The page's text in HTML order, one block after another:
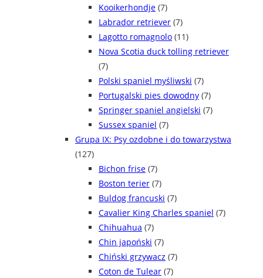
Kooikerhondje (7)
Labrador retriever (7)
Lagotto romagnolo (11)
Nova Scotia duck tolling retriever
(7)
Polski spaniel myśliwski (7)
Portugalski pies dowodny (7)
Springer spaniel angielski (7)
Sussex spaniel (7)
Grupa IX: Psy ozdobne i do towarzystwa
(127)
Bichon frise (7)
Boston terier (7)
Buldog francuski (7)
Cavalier King Charles spaniel (7)
Chihuahua (7)
Chin japoński (7)
Chiński grzywacz (7)
Coton de Tulear (7)